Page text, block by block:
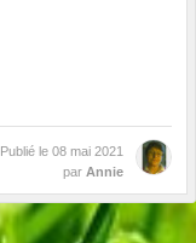
Publié le 08 mai 2021
par Annie